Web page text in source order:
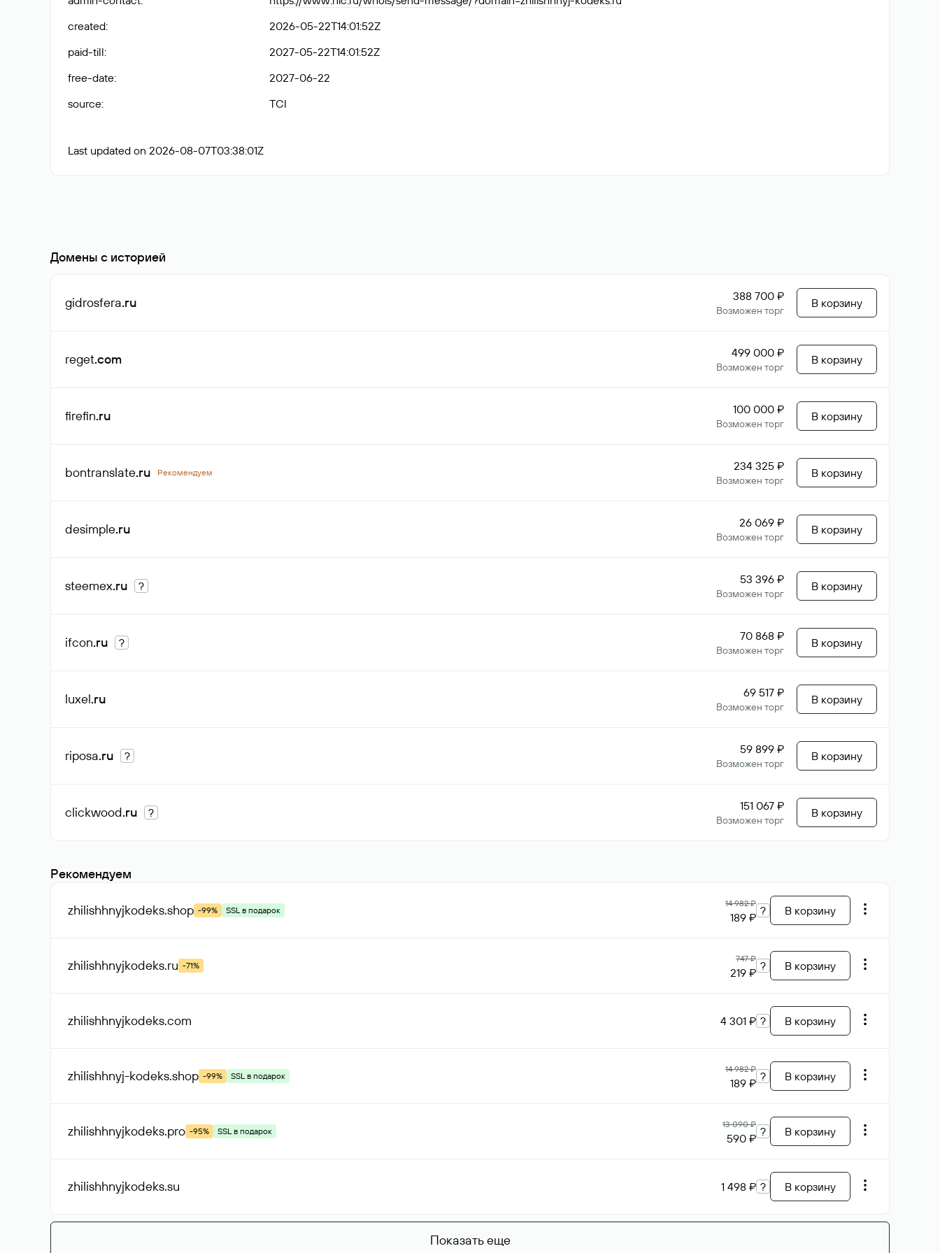
created:
2026-05-22T14:01:52Z
paid-till:
2027-05-22T14:01:52Z
free-date:
2027-06-22
source: TCI
Last updated on 2026-08-07T03:38:01Z
Домены с историей
gidrosfera.ru 388 700 ₽
Возможен торг
В корзину
reget.com 499 000 ₽
Возможен торг
В корзину
firefin.ru 100 000 ₽
Возможен торг
В корзину
bontranslate.ru Рекомендуем 234 325 ₽
Возможен торг
В корзину
desimple.ru 26 069 ₽
Возможен торг
В корзину
steemex.ru ? 53 396 ₽
Возможен торг
В корзину
ifcon.ru ? 70 868 ₽
Возможен торг
В корзину
luxel.ru 69 517 ₽
Возможен торг
В корзину
riposa.ru ? 59 899 ₽
Возможен торг
В корзину
clickwood.ru ? 151 067 ₽
Возможен торг
В корзину
Рекомендуем
zhilishhnyjkodeks.shop -99% SSL в подарок
14 982 ₽
189 ₽ ? В корзину
zhilishhnyjkodeks.ru -71%
747 ₽
219 ₽ ? В корзину
zhilishhnyjkodeks.com 4 301 ₽ ? В корзину
zhilishhnyj-kodeks.shop -99% SSL в подарок
14 982 ₽
189 ₽ ? В корзину
zhilishhnyjkodeks.pro -95% SSL в подарок
13 090 ₽
590 ₽ ? В корзину
zhilishhnyjkodeks.su 1 498 ₽ ? В корзину
Показать еще